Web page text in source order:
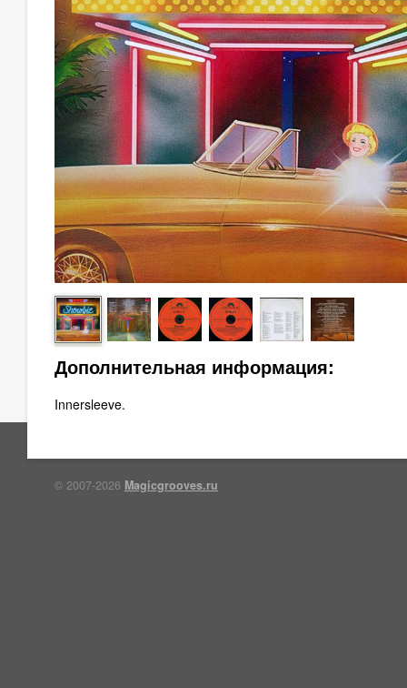
Дополнительная информация:
Innersleeve.
© 2007-2026 Magicgrooves.ru